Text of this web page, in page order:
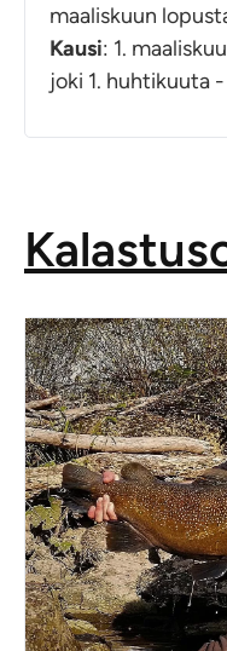
maaliskuun
Kausi: 1.
joki 1. huhtikuuta